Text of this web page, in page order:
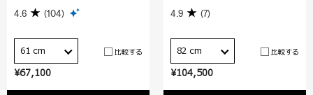
¥67,100
4.6 (104)
61 cm 比較する
¥104,500
4.9 (7)
82 cm 比較する